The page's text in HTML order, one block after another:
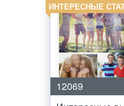
ИНТЕРЕСНЫЕ
12069